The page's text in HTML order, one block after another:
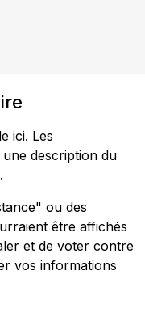
ici. Les
description du
ou des
être affichés
et de voter contre
vos informations